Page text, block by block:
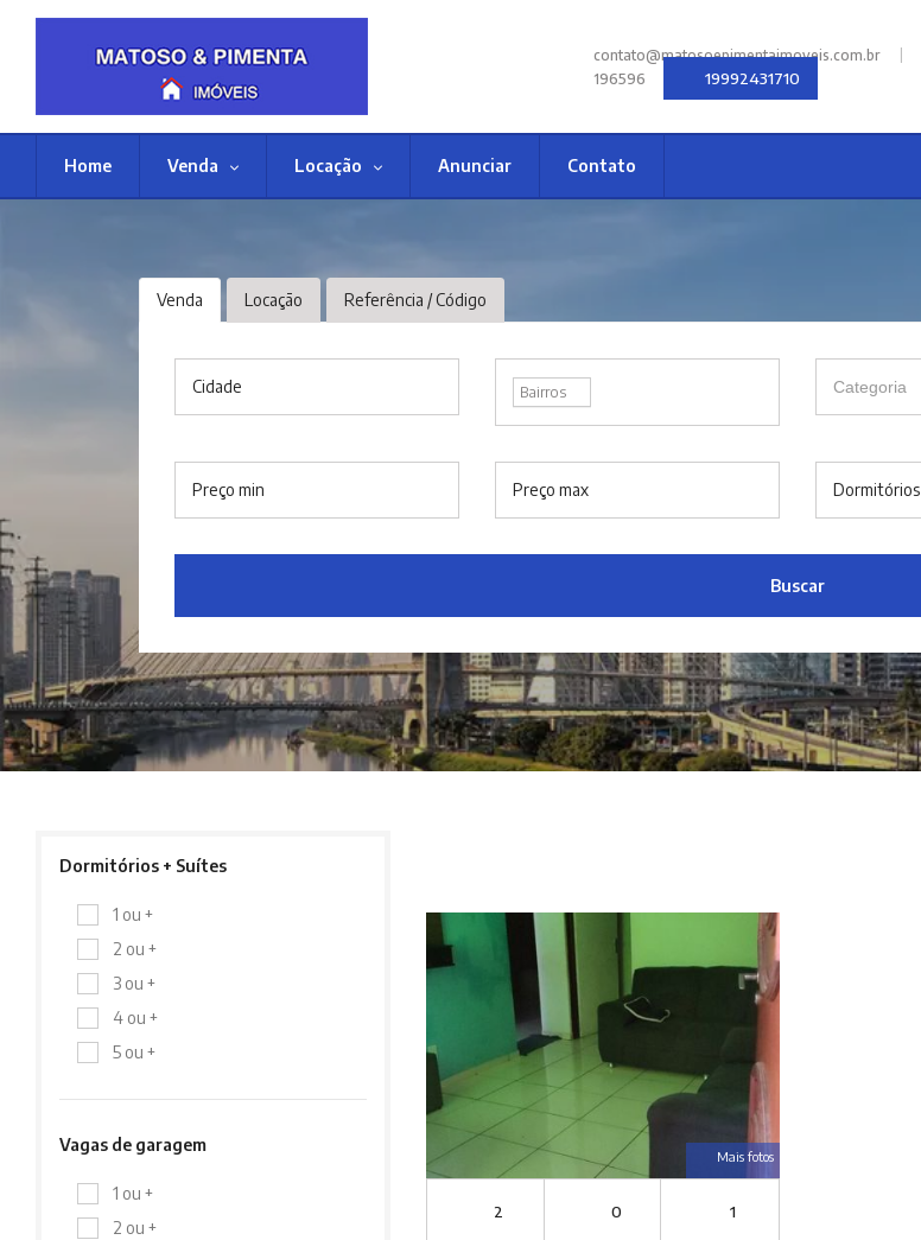
contato@matosoepimentaimoveis.com.br |
196596 19992431710
Home Venda Locação Anunciar Contato
Venda Locação Referência / Código
Cidade Bairros
Preço min Preço max Dormitórios
Buscar
Mais fotos
2 0 1
Dormitórios + Suítes
1 ou +
2 ou +
3 ou +
4 ou +
5 ou +
Vagas de garagem
1 ou +
2 ou +